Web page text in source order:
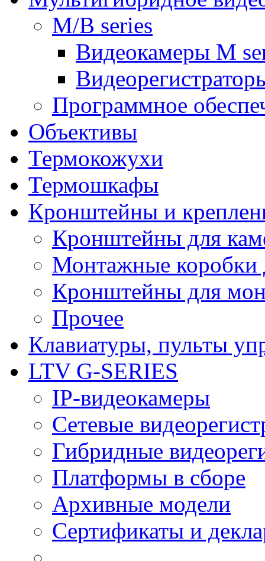
M/B series
Видеокамеры M
Программное
Объективы
Термокожухи
Термошкафы
Кронштейны и
Кронштейны для
Монтажные коробки
Кронштейны для
Прочее
Клавиатуры, пульты
LTV G-SERIES
IP-видеокамеры
Сетевые
Гибридные
Платформы в сборе
Архивные модели
Сертификаты и